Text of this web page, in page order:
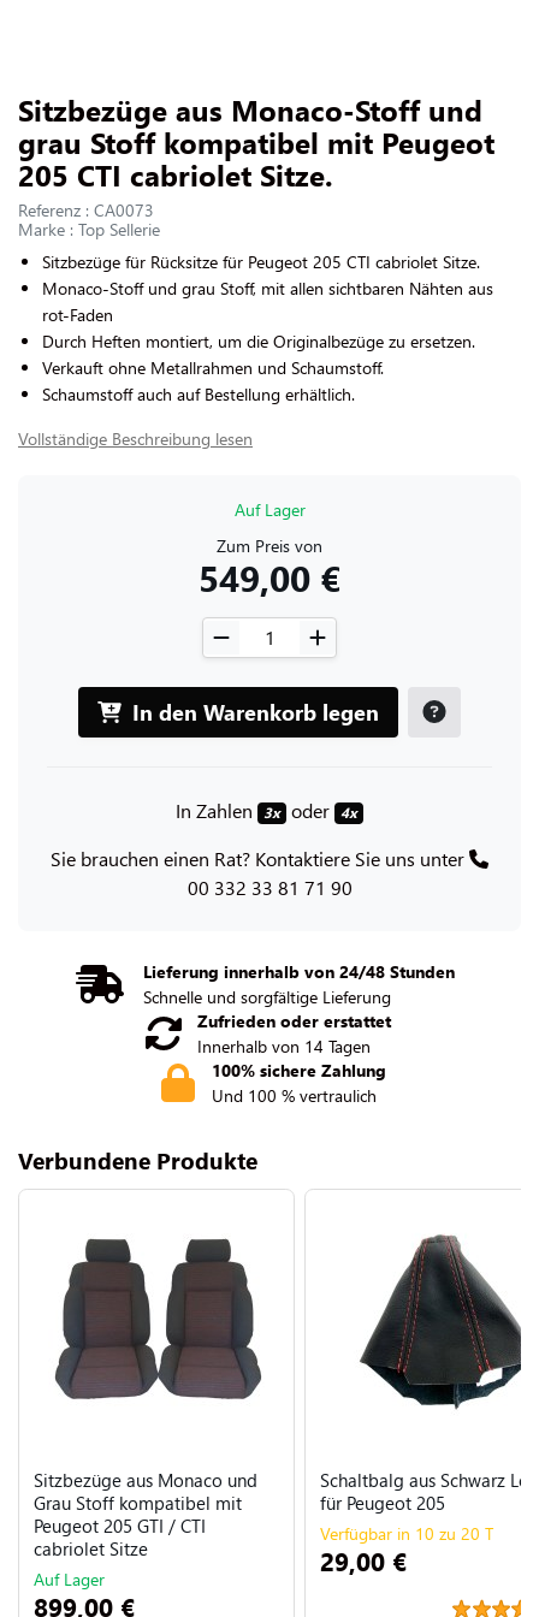
Sitzbezüge aus Monaco-Stoff und
grau Stoff kompatibel mit Peugeot
205 CTI cabriolet Sitze.
Referenz : CA0073
Marke : Top Sellerie
Sitzbezüge für Rücksitze für Peugeot 205 CTI cabriolet Sitze.
Monaco-Stoff und grau Stoff, mit allen sichtbaren Nähten aus
rot-Faden
Durch Heften montiert, um die Originalbezüge zu ersetzen.
Verkauft ohne Metallrahmen und Schaumstoff.
Schaumstoff auch auf Bestellung erhältlich.
Vollständige Beschreibung lesen
Auf Lager
Zum Preis von
549,00 €
In den Warenkorb legen
In Zahlen 3x oder 4x
Sie brauchen einen Rat? Kontaktiere Sie uns unter
00 332 33 81 71 90
Lieferung innerhalb von 24/48 Stunden
Schnelle und sorgfältige Lieferung
Zufrieden oder erstattet
Innerhalb von 14 Tagen
100% sichere Zahlung
Und 100 % vertraulich
Verbundene Produkte
Sitzbezüge aus Monaco und
Grau Stoff kompatibel mit
Peugeot 205 GTI / CTI
cabriolet Sitze
Auf Lager
899,00 €
Schaltbalg aus Schwarz
für Peugeot 205
Verfügbar in 10 zu 20 T
29,00 €